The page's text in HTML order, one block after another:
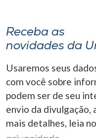
A+
A-
Receba as
novidades da
Usaremos seus
com você sobre
podem ser de seu
envio da divulgação,
mais detalhes, leia